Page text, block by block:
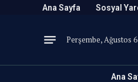
Ana Sayfa Sosyal
Perşembe, Ağustos 6
Ana